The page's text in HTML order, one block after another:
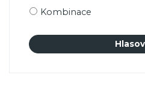
Kombinace